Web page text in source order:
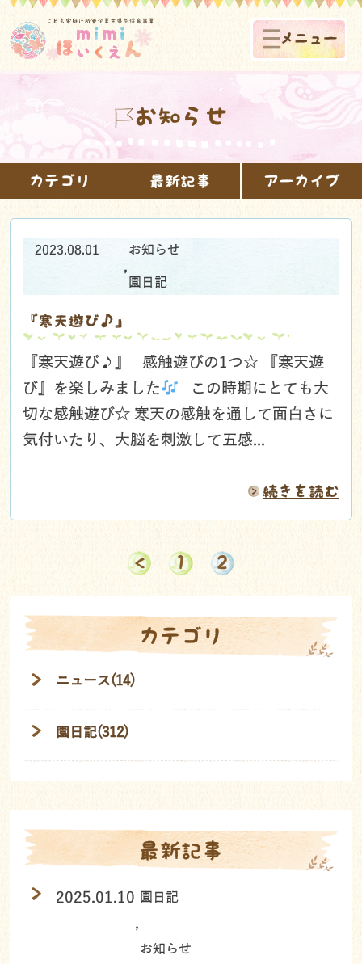
メニュー
お知らせ
カテゴリ 最新記事 アーカイブ
2023.08.01 お知らせ
,
園日記
『寒天遊び♪』
『寒天遊び♪』 感触遊びの1つ☆ 『寒天遊
び』を楽しみました
この時期にとても大
切な感触遊び☆ 寒天の感触を通して面白さに
気付いたり、大脳を刺激して五感...
続きを読む
1 2
カテゴリ
ニュース(14)
園日記(312)
最新記事
2025.01.10 園日記
,
お知らせ